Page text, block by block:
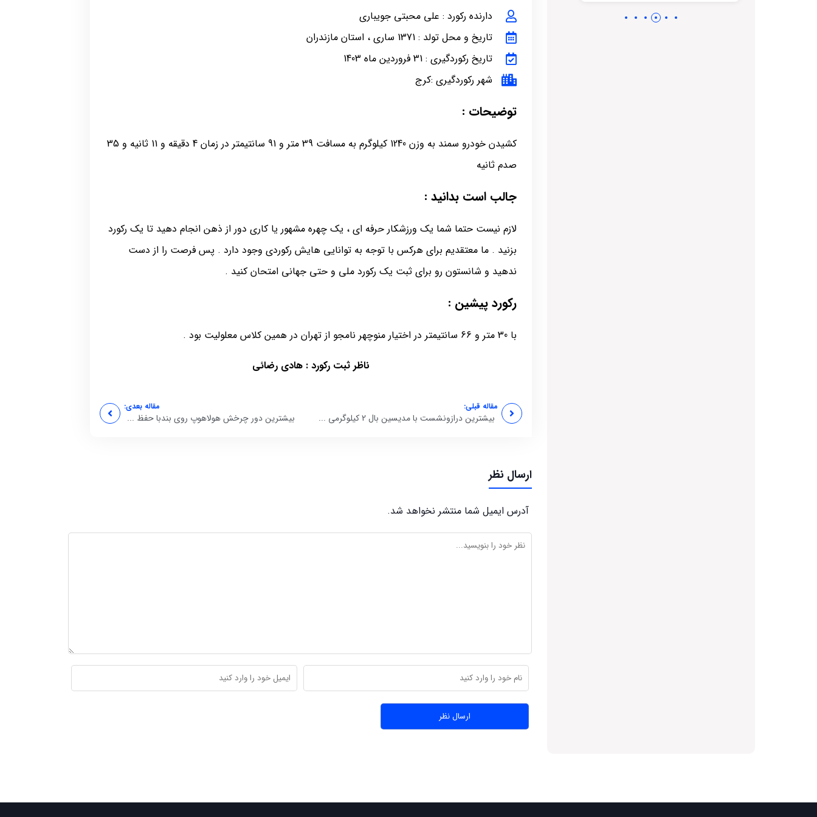
دارنده رکورد : علی محبتی جویباری
تاریخ و محل تولد : 1371 ساری ، استان مازندران
تاریخ رکوردگیری : 31 فروردین ماه 1403
شهر رکوردگیری :کرج
توضیحات :
کشیدن خودرو سمند به وزن 1240 کیلوگرم به مسافت 39 متر و 91 سانتیمتر در زمان 4 دقیقه و 11 ثانیه و 35
صدم ثانیه
جالب است بدانید :
لازم نیست حتما شما یک ورزشکار حرفه ای ، یک چهره مشهور یا کاری دور از ذهن انجام دهید تا یک رکورد
بزنید . ما معتقدیم برای هرکس با توجه به توانایی هایش رکوردی وجود دارد . پس فرصت را از دست
ندهید و شانستون رو برای ثبت یک رکورد ملی و حتی جهانی امتحان کنید .
رکورد پیشین :
با 30 متر و 66 سانتیمتر در اختیار منوچهر نامجو از تهران در همین کلاس معلولیت بود .
ناظر ثبت رکورد : هادی رضائی
مقاله قبلی:
بیشترین درازونشست با مدیسین بال 2 کیلوگرمی ...
مقاله بعدی:
بیشترین دور چرخش هولاهوپ روی بندبا حفظ ...
ارسال نظر
آدرس ایمیل شما منتشر نخواهد شد.